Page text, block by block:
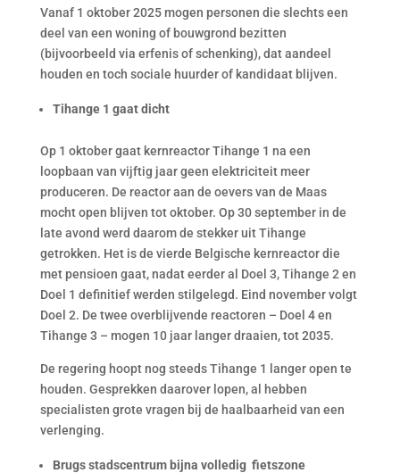
Vanaf 1 oktober 2025 mogen personen die slechts een
deel van een woning of bouwgrond bezitten
(bijvoorbeeld via erfenis of schenking), dat aandeel
houden en toch sociale huurder of kandidaat blijven.
Tihange 1 gaat dicht
Op 1 oktober gaat kernreactor Tihange 1 na een
loopbaan van vijftig jaar geen elektriciteit meer
produceren. De reactor aan de oevers van de Maas
mocht open blijven tot oktober. Op 30 september in de
late avond werd daarom de stekker uit Tihange
getrokken. Het is de vierde Belgische kernreactor die
met pensioen gaat, nadat eerder al Doel 3, Tihange 2 en
Doel 1 definitief werden stilgelegd. Eind november volgt
Doel 2. De twee overblijvende reactoren – Doel 4 en
Tihange 3 – mogen 10 jaar langer draaien, tot 2035.
De regering hoopt nog steeds Tihange 1 langer open te
houden. Gesprekken daarover lopen, al hebben
specialisten grote vragen bij de haalbaarheid van een
verlenging.
Brugs stadscentrum bijna volledig fietszone